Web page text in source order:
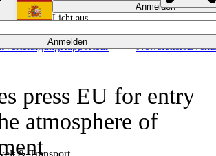
Anmelden
& Transport
VerteidigungRapporteur NewslettersEvents
Anmelden
Licht aus
press EU for entry
atmosphere of